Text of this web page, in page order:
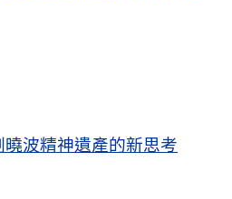
波精神遺產的新思考